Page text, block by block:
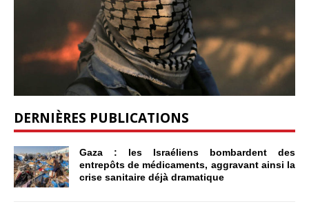
DERNIÈRES PUBLICATIONS
Gaza : les Israéliens bombardent des
entrepôts de médicaments, aggravant ainsi la
crise sanitaire déjà dramatique